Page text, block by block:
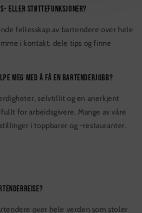
eller støttefunksjoner?
fellesskap av bartendere over hele
i kontakt, dele tips og finne
meg med å få en bartenderjobb?
selvtillit og en anerkjent
for arbeidsgivere. Mange av våre
i toppbarer og -restauranter.
over hele verden som stoler